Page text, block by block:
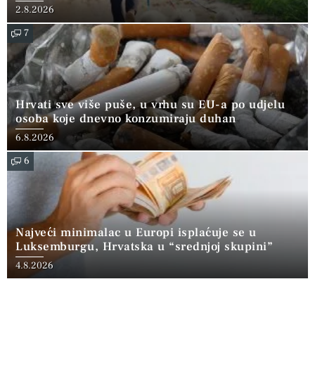
2.8.2026
7
Hrvati sve više puše, u vrhu su EU-a po udjelu
osoba koje dnevno konzumiraju duhan
6.8.2026
6
Najveći minimalac u Europi isplaćuje se u
Luksemburgu, Hrvatska u “srednjoj skupini”
4.8.2026